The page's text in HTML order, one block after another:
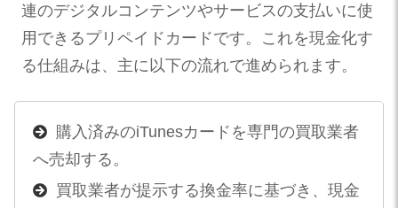
連のデジタルコンテンツやサービスの支払いに使
用できるプリペイドカードです。これを現金化す
る仕組みは、主に以下の流れで進められます。
購入済みのiTunesカードを専門の買取業者
へ売却する。
買取業者が提示する換金率に基づき、現金